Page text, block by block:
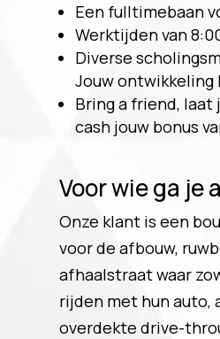
Een fulltimebaan
Werktijden van
Diverse
Jouw
Bring a friend,
cash jouw bonus
Voor wie ga je
Onze klant is een
voor de afbouw,
afhaalstraat waar
rijden met hun auto,
overdekte drive-